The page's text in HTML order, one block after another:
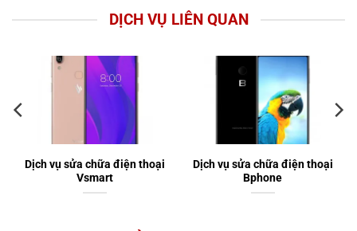
DỊCH VỤ LIÊN QUAN
Dịch vụ sửa chữa điện thoại
Vsmart
Dịch vụ sửa chữa điện thoại
Bphone